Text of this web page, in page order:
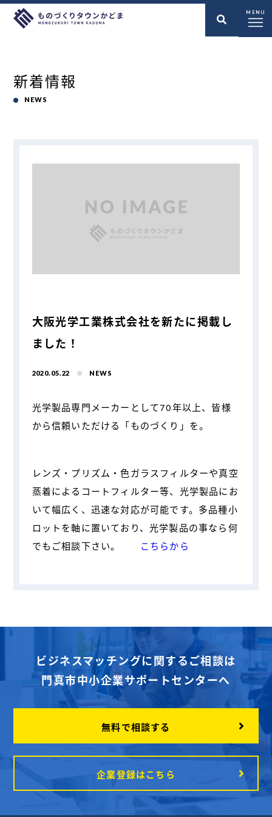
MENU
新着情報
NEWS
大阪光学工業株式会社を新たに掲載し
ました！
2020.05.22 NEWS
光学製品専門メーカーとして70年以上、皆様
から信頼いただける「ものづくり」を。
レンズ・プリズム・色ガラスフィルターや真空
蒸着によるコートフィルター等、光学製品にお
いて幅広く、迅速な対応が可能です。多品種小
ロットを軸に置いており、光学製品の事なら何
でもご相談下さい。
こちらから
ビジネスマッチングに関するご相談は
門真市中小企業サポートセンターへ
無料で相談する
企業登録はこちら